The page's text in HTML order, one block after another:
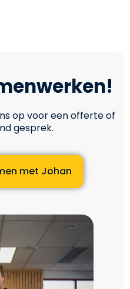
op voor een offerte of
gesprek.
met Johan